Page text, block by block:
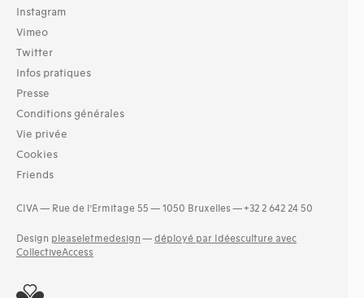
Instagram
Vimeo
Twitter
Infos pratiques
Presse
Conditions générales
Vie privée
Cookies
Friends
CIVA — Rue de l’Ermitage 55 — 1050 Bruxelles — +32 2 642 24 50
Design pleaseletmedesign — déployé par Idéesculture avec
CollectiveAccess